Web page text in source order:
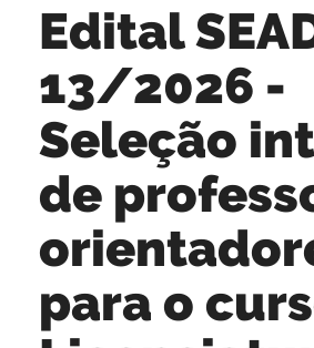
Edital
13/2026 -
Seleção
de
para o